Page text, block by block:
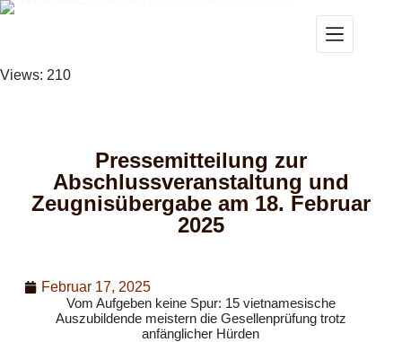
Views: 210
Pressemitteilung zur
Abschlussveranstaltung und
Zeugnisübergabe am 18. Februar
2025
Februar 17, 2025
Vom Aufgeben keine Spur: 15 vietnamesische
Auszubildende meistern die Gesellenprüfung trotz
anfänglicher Hürden